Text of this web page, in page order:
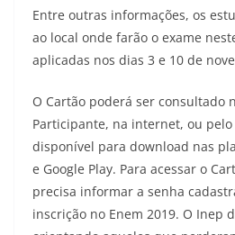
Entre outras informações, os
ao local onde farão o exame
aplicadas nos dias 3 e 10 de
O Cartão poderá ser consultado
Participante, na internet, ou
disponível para download nas
e Google Play. Para acessar o
precisa informar a senha
inscrição no Enem 2019. O Inep